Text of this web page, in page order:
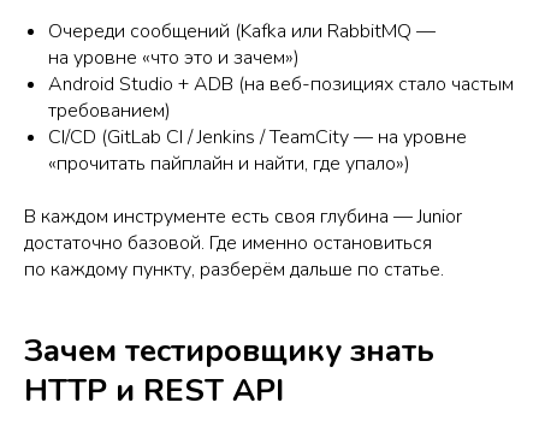
Очереди сообщений (Kafka или RabbitMQ —
на уровне «что это и зачем»)
Android Studio + ADB (на веб-позициях стало частым
требованием)
CI/CD (GitLab CI / Jenkins / TeamCity — на уровне
«прочитать пайплайн и найти, где упало»)
В каждом инструменте есть своя глубина — Junior
достаточно базовой. Где именно остановиться
по каждому пункту, разберём дальше по статье.
Зачем тестировщику знать
HTTP и REST API